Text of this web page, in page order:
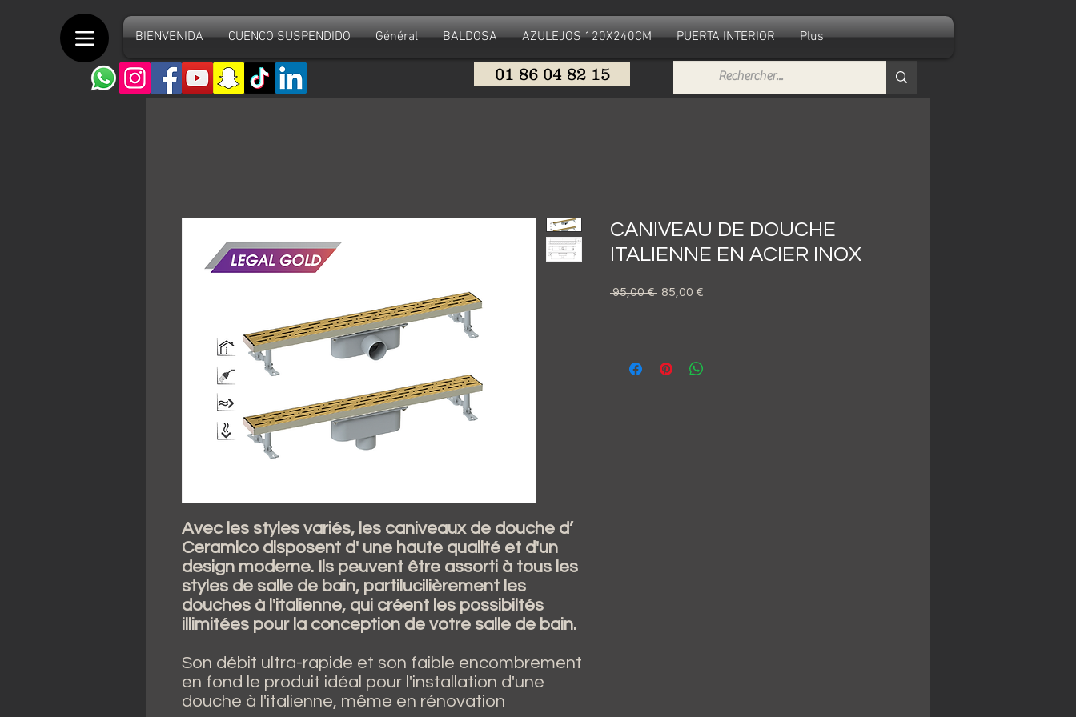
BIENVENIDA CUENCO SUSPENDIDO Général BALDOSA AZULEJOS 120X240CM PUERTA INTERIOR Plus
01 86 04 82 15
Avec les styles variés, les caniveaux de douche d’
Ceramico disposent d' une haute qualité et d'un
design moderne. Ils peuvent être assorti à tous les
styles de salle de bain, partilucilièrement les
douches à l'italienne, qui créent les possibiltés
illimitées pour la conception de votre salle de bain.
Son débit ultra-rapide et son faible encombrement
en fond le produit idéal pour l'installation d'une
douche à l'italienne, même en rénovation
CANIVEAU DE DOUCHE
ITALIENNE EN ACIER INOX
95,00 € Precio
85,00 €